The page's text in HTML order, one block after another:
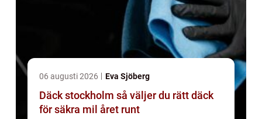
06 augusti 2026 Eva Sjöberg
Däck stockholm så väljer du rätt däck
för säkra mil året runt